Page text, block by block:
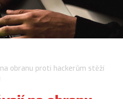
obranu proti hackerům stěží